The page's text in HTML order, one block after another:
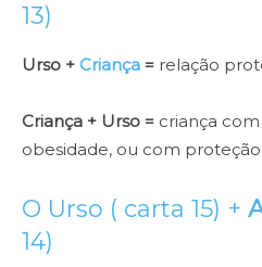
13)
Urso + Criança = relação
Criança + Urso = criança
obesidade, ou com
O Urso ( carta 15) +
14)